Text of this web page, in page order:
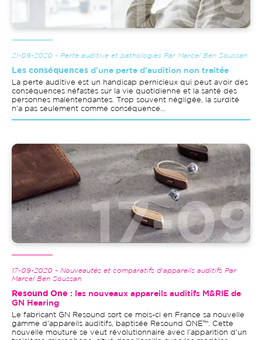
21-09-2020 - Perte auditive et pathologies Par Marcel Ben Soussan
Les conséquences d'une perte d'audition non traitée
La perte auditive est un handicap pernicieux qui peut avoir des
conséquences néfastes sur la vie quotidienne et la santé des
personnes malentendantes. Trop souvent négligée, la surdité
n'a pas seulement comme conséquence...
Image
17-09-2020 - Nouveautés et comparatifs d'appareils auditifs Par
Marcel Ben Soussan
Resound One : les nouveaux appareils auditifs M&RIE de
GN Hearing
Le fabricant GN Resound sort ce mois-ci en France sa nouvelle
gamme d'appareils auditifs, baptisée Resound ONE™. Cette
nouvelle mouture se veut révolutionnaire avec l'apparition d'un